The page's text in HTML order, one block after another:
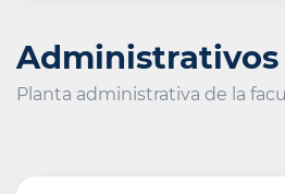
Administrativos
Planta administrativa de la